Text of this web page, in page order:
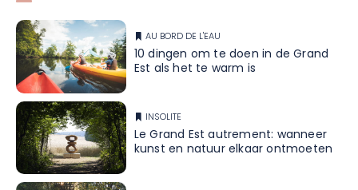
AU BORD DE L'EAU
10 dingen om te doen in de Grand
Est als het te warm is
INSOLITE
Le Grand Est autrement: wanneer
kunst en natuur elkaar ontmoeten